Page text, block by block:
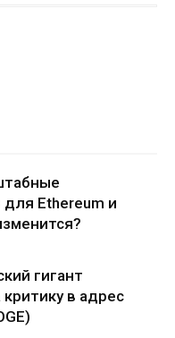
Ethereum и
гигант
критику в адрес